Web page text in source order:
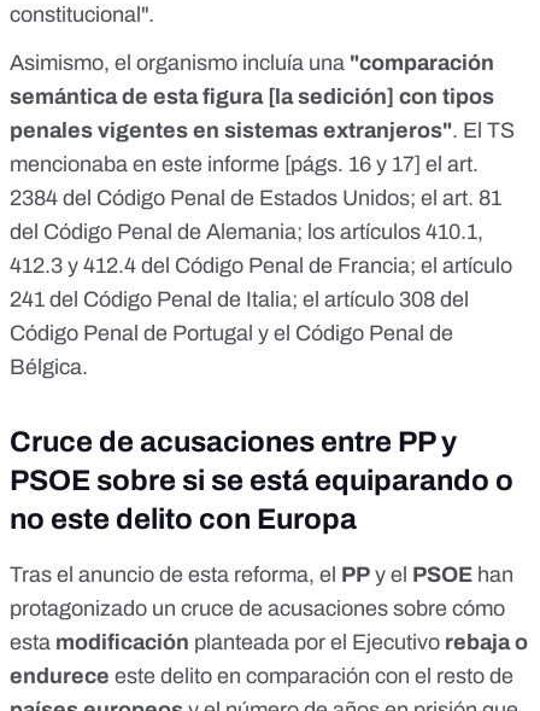
constitucional".
Asimismo, el organismo incluía una "comparación
semántica de esta figura [la sedición] con tipos
penales vigentes en sistemas extranjeros". El TS
mencionaba en este informe [págs. 16 y 17] el art.
2384 del Código Penal de Estados Unidos; el art. 81
del Código Penal de Alemania; los artículos 410.1,
412.3 y 412.4 del Código Penal de Francia; el artículo
241 del Código Penal de Italia; el artículo 308 del
Código Penal de Portugal y el Código Penal de
Bélgica.
Cruce de acusaciones entre PP y
PSOE sobre si se está equiparando o
no este delito con Europa
Tras el anuncio de esta reforma, el PP y el PSOE han
protagonizado un cruce de acusaciones sobre cómo
esta modificación planteada por el Ejecutivo rebaja o
endurece este delito en comparación con el resto de